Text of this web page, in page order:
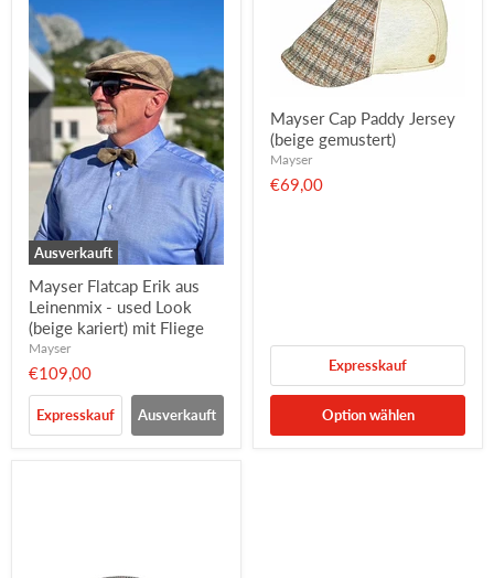
Ausverkauft
Mayser Flatcap Erik aus
Leinenmix - used Look
(beige kariert) mit Fliege
Mayser
€109,00
Expresskauf Ausverkauft
Mayser Cap Paddy Jersey
(beige gemustert)
Mayser
€69,00
Expresskauf
Option wählen